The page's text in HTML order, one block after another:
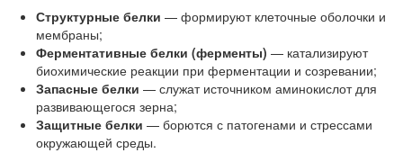
Структурные белки — формируют клеточные оболочки и
мембраны;
Ферментативные белки (ферменты) — катализируют
биохимические реакции при ферментации и созревании;
Запасные белки — служат источником аминокислот для
развивающегося зерна;
Защитные белки — борются с патогенами и стрессами
окружающей среды.